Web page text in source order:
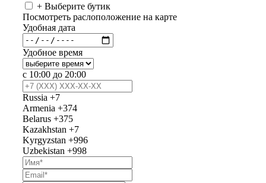
+ Выберите бутик
Посмотреть раслоположение на карте
Удобная дата
Удобное время
с 10:00 до 20:00
Russia +7
Armenia +374
Belarus +375
Kazakhstan +7
Kyrgyzstan +996
Uzbekistan +998